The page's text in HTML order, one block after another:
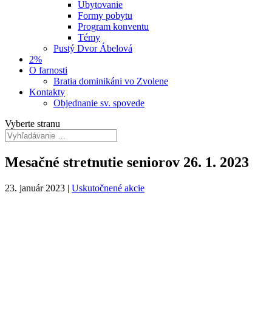
Ubytovanie
Formy pobytu
Program konventu
Témy
Pustý Dvor Ábelová
2%
O farnosti
Bratia dominikáni vo Zvolene
Kontakty
Objednanie sv. spovede
Vyberte stranu
Mesačné stretnutie seniorov 26. 1. 2023
23. január 2023 | Uskutočnené akcie